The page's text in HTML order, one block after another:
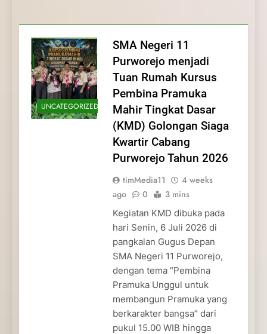
dan Pengabdian Generasi
Pramuka
Pramuka
Kepedulian
UNCATEGORIZED
SMA Negeri 11
Purworejo menjadi
Tuan Rumah Kursus
Pembina Pramuka
Mahir Tingkat Dasar
(KMD) Golongan Siaga
Kwartir Cabang
Purworejo Tahun 2026
timMedia11
4 weeks
ago
0 3 mins
Kegiatan KMD dibuka pada
hari Senin, 6 Juli 2026 di
pangkalan Gugus Depan
SMA Negeri 11 Purworejo,
dengan tema “Pembina
Pramuka Unggul untuk
membangun Pramuka yang
berkarakter bangsa” dari
pukul 15.00 WIB hingga